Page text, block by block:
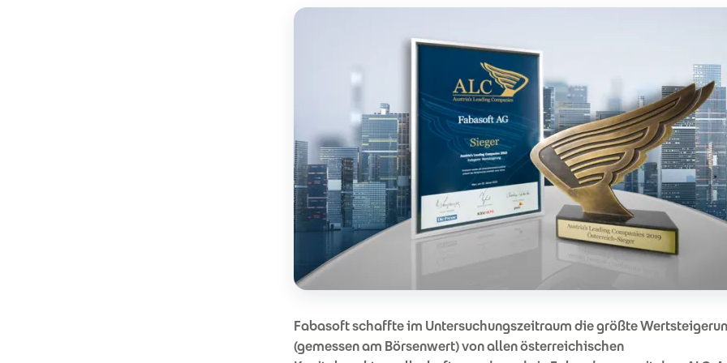
Fabasoft schaffte im Untersuchungszeitraum die größte
(gemessen am Börsenwert) von allen österreichischen